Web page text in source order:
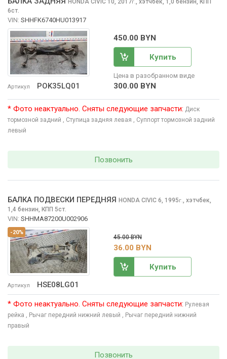
Артикул POK35LQ01
г.
6ст.
VIN: SHHFK6740HU013917
450.00 BYN
Купить
Цена в разобранном виде
300.00 BYN
* Фото неактуально. Сняты следующие запчасти: Диск
тормозной задний , Ступица задняя левая , Суппорт тормозной задний
левый
Позвонить
-20%
Артикул HSE08LG01
БАЛКА ПОДВЕСКИ ПЕРЕДНЯЯ HONDA CIVIC 6, 1995г., хэтчбек,
1,4 бензин, КПП 5ст.
VIN: SHHMA87200U002906
45.00 BYN
36.00 BYN
Купить
* Фото неактуально. Сняты следующие запчасти: Рулевая
рейка , Рычаг передний нижний левый , Рычаг передний нижний
правый
Позвонить